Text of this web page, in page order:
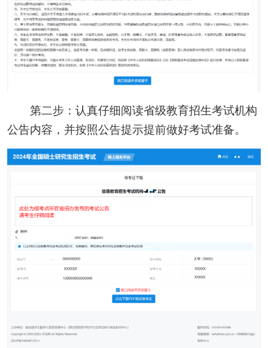
第二步：认真仔细阅读省级教育招生考试机构
公告内容，并按照公告提示提前做好考试准备。